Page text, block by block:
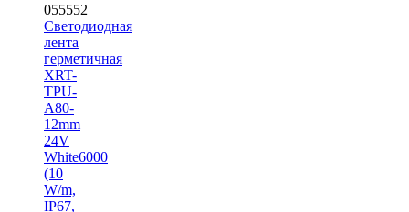
055552
Светодиодная
лента
герметичная
XRT-
TPU-
A80-
12mm
24V
White6000
(10
W/m,
IP67,